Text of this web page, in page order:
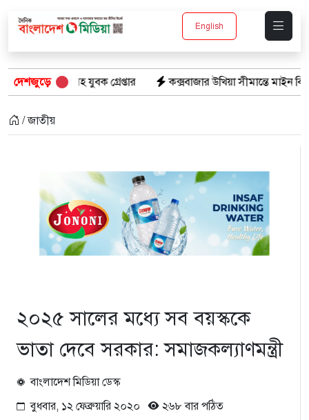
English
দেশজুড়ে
গ্রেপ্তার কক্সবাজার উখিয়া সীমান্তে মাইন বিস্ফোরণে যুবক গুরুতর
/ জাতীয়
২০২৫ সালের মধ্যে সব বয়স্ককে
ভাতা দেবে সরকার: সমাজকল্যাণমন্ত্রী
বাংলাদেশ মিডিয়া ডেস্ক
বুধবার, ১২ ফেব্রুয়ারি ২০২০
২৬৮ বার পঠিত